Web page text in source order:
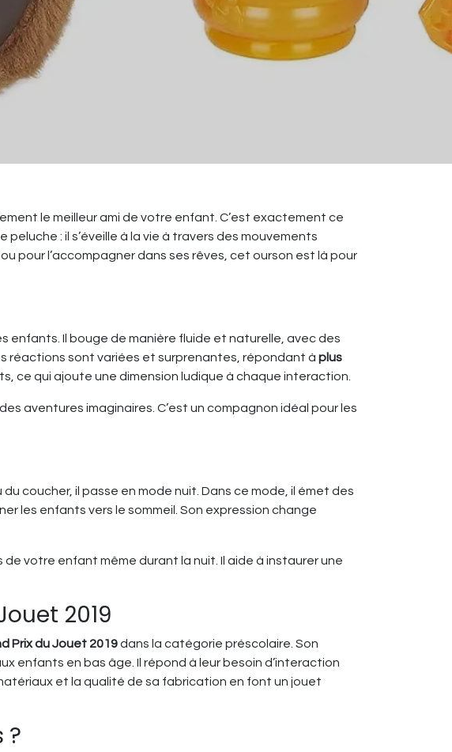
le meilleur ami de votre enfant. C’est exactement ce
peluche : il s’éveille à la vie à travers des mouvements
pour l’accompagner dans ses rêves, cet ourson est là pour
enfants. Il bouge de manière fluide et naturelle, avec des
réactions sont variées et surprenantes, répondant à plus
ce qui ajoute une dimension ludique à chaque interaction.
aventures imaginaires. C’est un compagnon idéal pour les
coucher, il passe en mode nuit. Dans ce mode, il émet des
les enfants vers le sommeil. Son expression change
votre enfant même durant la nuit. Il aide à instaurer une
2019
Prix du Jouet 2019dans la catégorie préscolaire. Son
enfants en bas âge. Il répond à leur besoin d’interaction
et la qualité de sa fabrication en font un jouet
?